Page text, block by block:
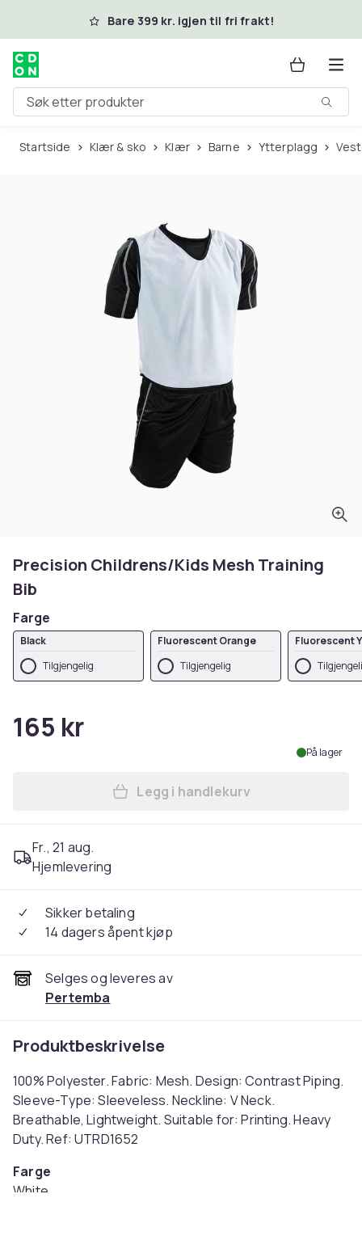
Hopp til hovedinnholdBare 399 kr. igjen til fri frakt!
Søk etter produkter
Startside Klær & sko Klær Barne Ytterplagg
Precision Childrens/Kids Mesh Training
Bib
Farge
Black
Tilgjengelig
Fluorescent Orange
Tilgjengelig
Fluorescent
165 kr
På lager
Legg Precision Childrens/
Legg i handlekurv
Fr., 21 aug.
Hjemlevering
Sikker betaling
14 dagers åpent kjøp
Selges og leveres av
Pertemba
Produktbeskrivelse
100% Polyester. Fabric: Mesh. Design: Contrast Piping.
Sleeve-Type: Sleeveless. Neckline: V Neck.
Breathable, Lightweight. Suitable for: Printing. Heavy
Duty. Ref: UTRD1652
Farge
White